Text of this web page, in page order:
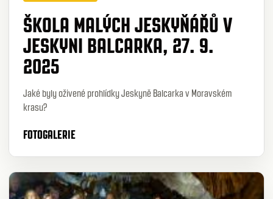
ŠKOLA MALÝCH JESKYŇÁŘŮ V
JESKYNI BALCARKA, 27. 9.
2025
Jaké byly oživené prohlídky Jeskyně Balcarka v Moravském
krasu?
FOTOGALERIE